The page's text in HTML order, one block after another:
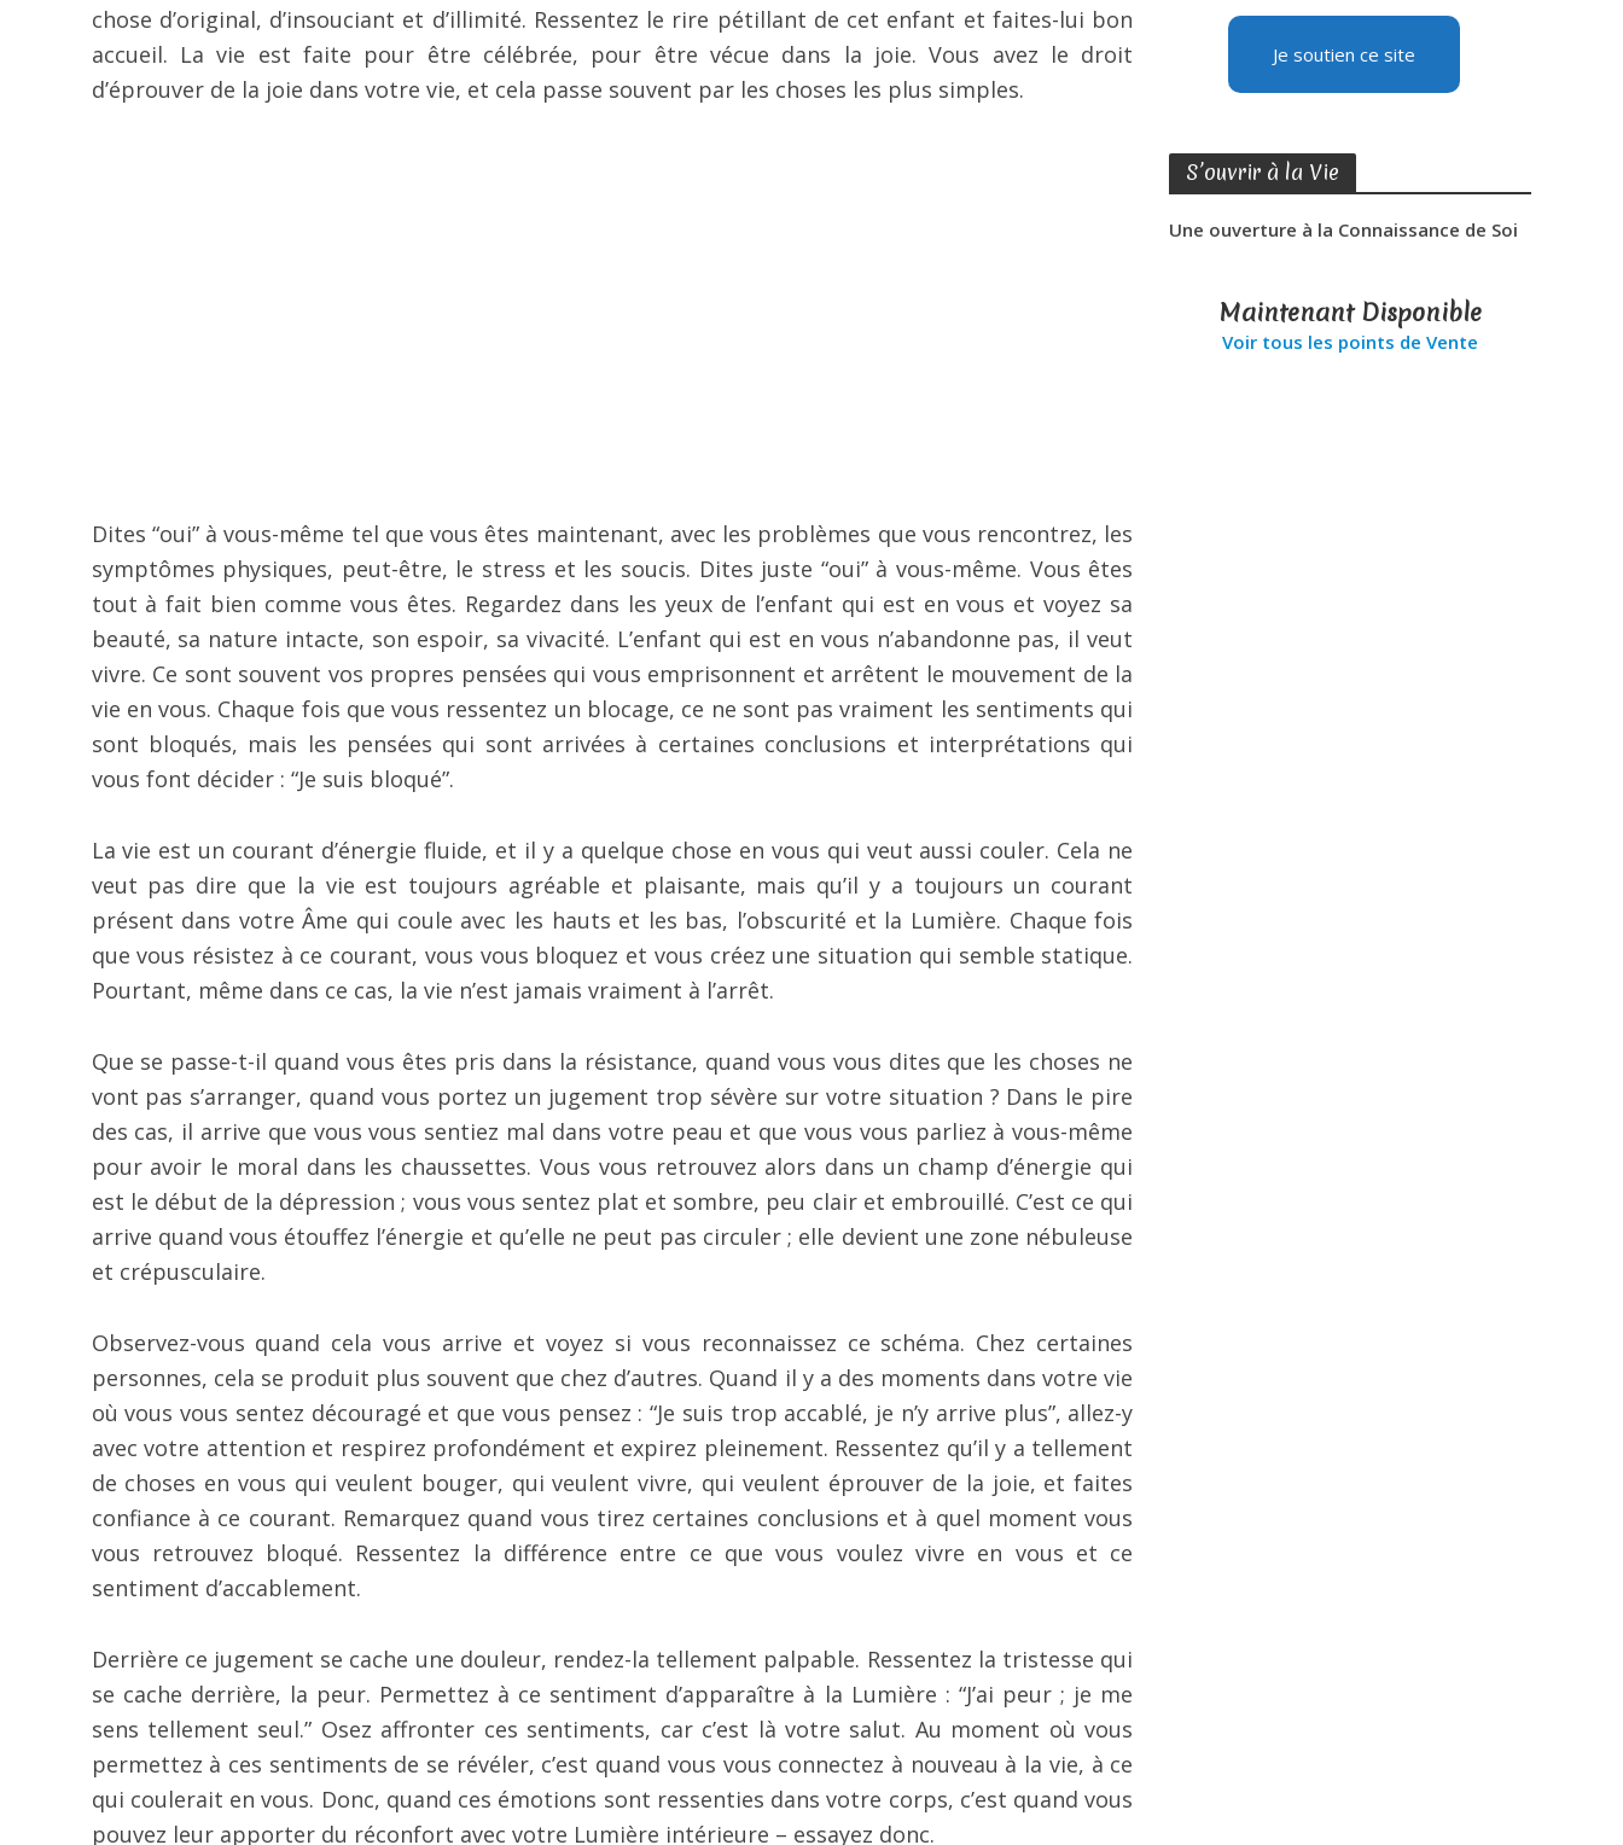
chose d’original, d’insouciant et d’illimité. Ressentez le rire pétillant de cet enfant et faites-lui bon
accueil. La vie est faite pour être célébrée, pour être vécue dans la joie. Vous avez le droit
d’éprouver de la joie dans votre vie, et cela passe souvent par les choses les plus simples.
Dites “oui” à vous-même tel que vous êtes maintenant, avec les problèmes que vous rencontrez, les
symptômes physiques, peut-être, le stress et les soucis. Dites juste “oui” à vous-même. Vous êtes
tout à fait bien comme vous êtes. Regardez dans les yeux de l’enfant qui est en vous et voyez sa
beauté, sa nature intacte, son espoir, sa vivacité. L’enfant qui est en vous n’abandonne pas, il veut
vivre. Ce sont souvent vos propres pensées qui vous emprisonnent et arrêtent le mouvement de la
vie en vous. Chaque fois que vous ressentez un blocage, ce ne sont pas vraiment les sentiments qui
sont bloqués, mais les pensées qui sont arrivées à certaines conclusions et interprétations qui
vous font décider : “Je suis bloqué”.
La vie est un courant d’énergie fluide, et il y a quelque chose en vous qui veut aussi couler. Cela ne
veut pas dire que la vie est toujours agréable et plaisante, mais qu’il y a toujours un courant
présent dans votre Âme qui coule avec les hauts et les bas, l’obscurité et la Lumière. Chaque fois
que vous résistez à ce courant, vous vous bloquez et vous créez une situation qui semble statique.
Pourtant, même dans ce cas, la vie n’est jamais vraiment à l’arrêt.
Que se passe-t-il quand vous êtes pris dans la résistance, quand vous vous dites que les choses ne
vont pas s’arranger, quand vous portez un jugement trop sévère sur votre situation ? Dans le pire
des cas, il arrive que vous vous sentiez mal dans votre peau et que vous vous parliez à vous-même
pour avoir le moral dans les chaussettes. Vous vous retrouvez alors dans un champ d’énergie qui
est le début de la dépression ; vous vous sentez plat et sombre, peu clair et embrouillé. C’est ce qui
arrive quand vous étouffez l’énergie et qu’elle ne peut pas circuler ; elle devient une zone nébuleuse
et crépusculaire.
Observez-vous quand cela vous arrive et voyez si vous reconnaissez ce schéma. Chez certaines
personnes, cela se produit plus souvent que chez d’autres. Quand il y a des moments dans votre vie
où vous vous sentez découragé et que vous pensez : “Je suis trop accablé, je n’y arrive plus”, allez-y
avec votre attention et respirez profondément et expirez pleinement. Ressentez qu’il y a tellement
de choses en vous qui veulent bouger, qui veulent vivre, qui veulent éprouver de la joie, et faites
confiance à ce courant. Remarquez quand vous tirez certaines conclusions et à quel moment vous
vous retrouvez bloqué. Ressentez la différence entre ce que vous voulez vivre en vous et ce
sentiment d’accablement.
Derrière ce jugement se cache une douleur, rendez-la tellement palpable. Ressentez la tristesse qui
se cache derrière, la peur. Permettez à ce sentiment d’apparaître à la Lumière : “J’ai peur ; je me
sens tellement seul.” Osez affronter ces sentiments, car c’est là votre salut. Au moment où vous
permettez à ces sentiments de se révéler, c’est quand vous vous connectez à nouveau à la vie, à ce
qui coulerait en vous. Donc, quand ces émotions sont ressenties dans votre corps, c’est quand vous
pouvez leur apporter du réconfort avec votre Lumière intérieure – essayez donc.
Je soutien ce site
S’ouvrir à la Vie
Une ouverture à la Connaissance de Soi
Maintenant Disponible
Voir tous les points de Vente